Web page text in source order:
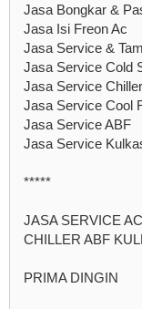
Jasa Bongkar &
Jasa Isi Freon Ac
Jasa Service &
Jasa Service Cold
Jasa Service Chiller
Jasa Service Cool
Jasa Service ABF
Jasa Service
*****
JASA SERVICE
CHILLER ABF
PRIMA DINGIN